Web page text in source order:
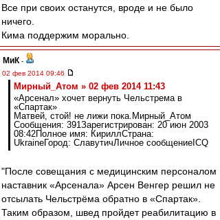
Все при своих останутся, вроде и не было
ничего.
Кима поддержим морально.
МиК -
02 фев 2014 09:46
Мирный_Атом » 02 фев 2014 11:43
«Арсенал» хочет вернуть Чельстрема в
«Спартак»
Матвей, стой! не лижи пока.Мирный_Атом
Сообщения: 391Зарегистрирован: 20 июн 2003
08:42Полное имя: КириллСтрана:
UkraineГород: СлавутичЛичное сообщениеICQ
"После совещания с медицинским персоналом
наставник «Арсенала» Арсен Венгер решил не
отсылать Чельстрёма обратно в «Спартак».
Таким образом, швед пройдет реабилитацию в